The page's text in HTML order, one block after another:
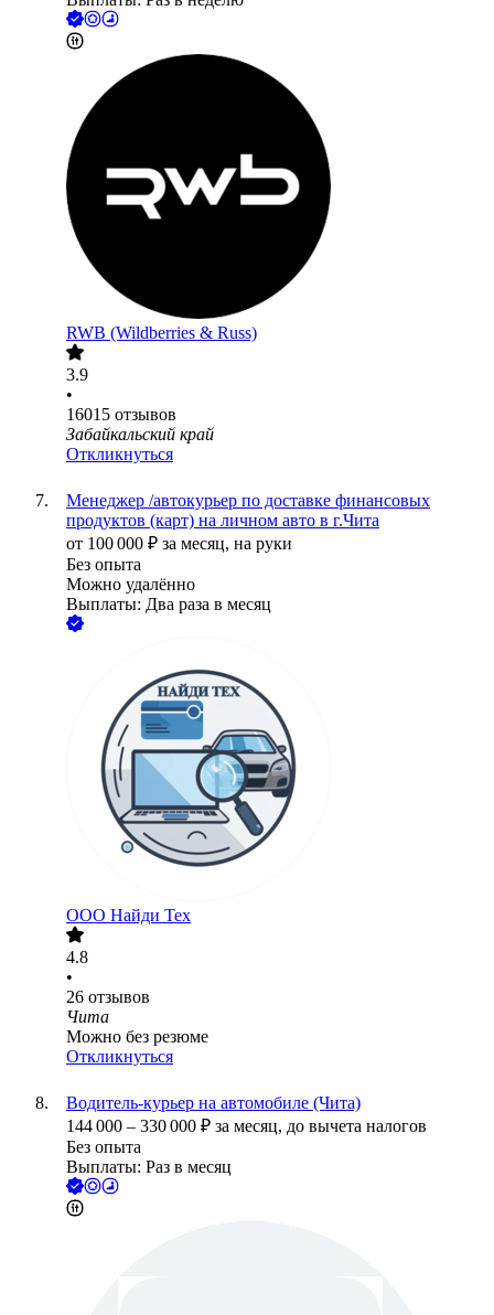
RWB (Wildberries & Russ)
3.9
•
16015 отзывов
Забайкальский край
Откликнуться
Менеджер /автокурьер по доставке финансовых
продуктов (карт) на личном авто в г.Чита
от 100 000 ₽ за месяц, на руки
Без опыта
Можно удалённо
Выплаты: Два раза в месяц
ООО Найди Тех
4.8
•
26 отзывов
Чита
Можно без резюме
Откликнуться
Водитель-курьер на автомобиле (Чита)
144 000 – 330 000 ₽ за месяц, до вычета налогов
Без опыта
Выплаты: Раз в месяц